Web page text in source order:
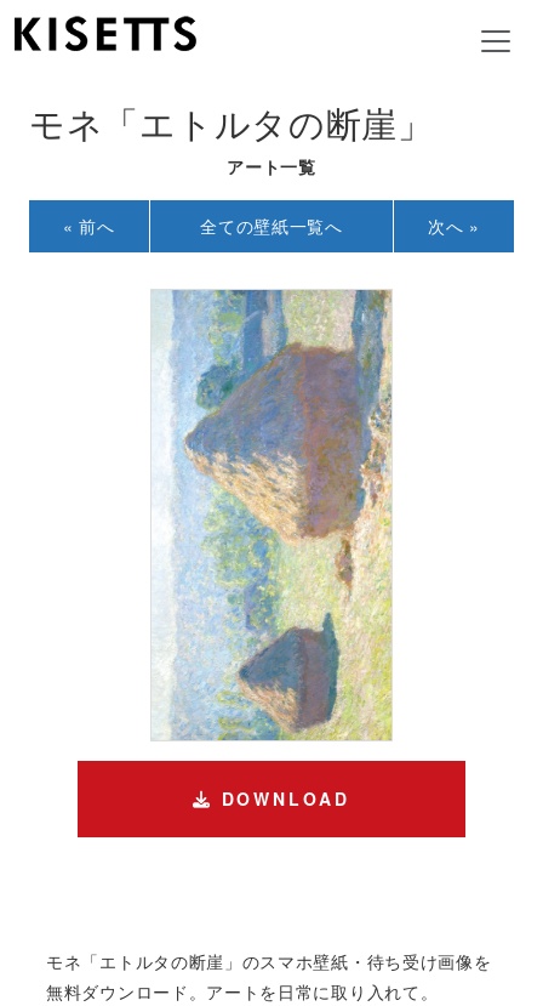
モネ「エトルタの断崖」
アート一覧
« 前へ 全ての壁紙一覧へ 次へ »
DOWNLOAD
モネ「エトルタの断崖」のスマホ壁紙・待ち受け画像を
無料ダウンロード。アートを日常に取り入れて。